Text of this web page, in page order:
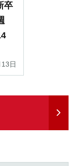
卒
日